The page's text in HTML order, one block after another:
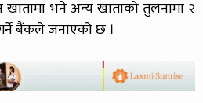
खातामा भने अन्य खाताको तुलनामा २
बैंकले जनाएको छ ।